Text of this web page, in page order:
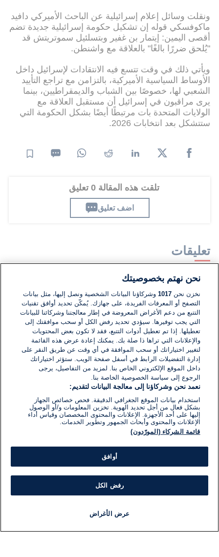
ونقلت وسائل إعلام إسرائيلية عن الباحث الأميركي دافيد
ماكوفسكي قوله إن تشكيل حكومة إسرائيلية جديدة تضم
أقصى اليمين: إيتمار بن غفير وبتسلئيل سموتريتش قد
"يُلحق ضررًا بالغًا" بالعلاقة مع واشنطن.
ويأتي ذلك في وقت تتسع فيه الانتقادات لإسرائيل داخل
الأوساط السياسية الأميركية، بالتزامن مع تراجع التأييد
الشعبي لها، خصوصًا بين الشباب والديمقراطيين، بينما
يرى مراقبون في إسرائيل أن مستقبل العلاقة مع
الولايات المتحدة بات مرتبطًا أيضًا بشكل الحكومة التي
ستتشكل بعد انتخابات 2026.
تلقت هذه المقالة 0 تعليق
اضف تعليق
تعليقات
لا توجد تعليقات مكتوبة حتى الآن. كن الأول!
اكتب تعليقًا جديدًا ...
نحن نهتم بخصوصيتك
نخزن نحن1017 وشركاؤنا البيانات الشخصية ونصل إليها، مثل بيانات
التصفح أو المعرفات الفريدة، على جهازك. يُمكّن تحديد أوافق تقنيات
التتبع من دعم الأغراض المعروضة في إطار معالجتنا وشركائنا للبيانات
التي يجب توفيرها. سيؤدي تحديد رفض الكل أو سحب موافقتك إلى
تعطيلها. إذا تم تعطيل أدوات التتبع، فقد لا تكون بعض المحتويات
والإعلانات التي تراها ذا صلة بك. يمكنك إعادة عرض هذه القائمة
لتغيير اختياراتك أو سحب الموافقة في أي وقت عن طريق النقر على
إدارة التفضيلات الرابط في أسفل صفحة الويب. ستؤثر اختياراتك
داخل الموقع الإلكتروني الخاص بنا. لمزيد من التفاصيل، يرجى
الرجوع إلى سياسة الخصوصية الخاصة بنا.
نعمد نحن وشركاؤنا إلى معالجة البيانات لتقديم:
استخدام بيانات الموقع الجغرافي الدقيقة. فحص خصائص الجهاز
بشكل فعال من أجل تحديد الهوية. تخزين المعلومات و/أو الوصول
إليها على أحد الأجهزة. الإعلانات والمحتوى المخصصان وقياس أداء
الإعلانات والمحتوى وأبحاث الجمهور وتطوير الخدمات.
قائمة الشركاء (المورّدون)
أوافق
رفض الكل
عرض الأغراض